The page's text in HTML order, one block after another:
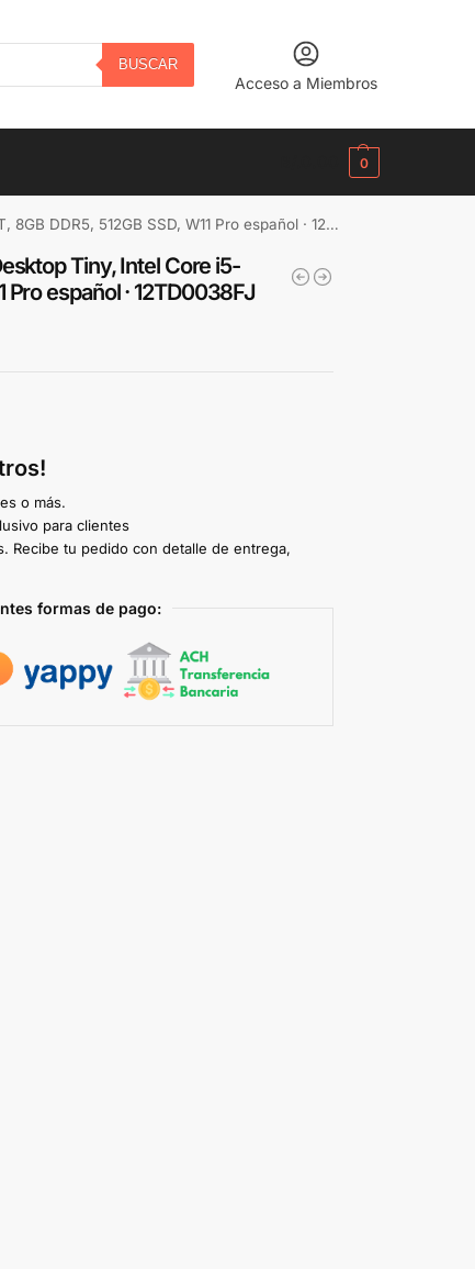
BUSCAR
Acceso a Miembros
0
512GB SSD, W11 Pro español · 12TD0038FJ
Tiny, Intel Core i5-
Pro español · 12TD0038FJ
o más.
para clientes
Recibe tu pedido con detalle de entrega,
formas de pago: